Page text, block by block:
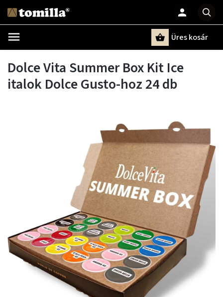
Üres kosár
Dolce Vita Summer Box Kit Ice
italok Dolce Gusto-hoz 24 db